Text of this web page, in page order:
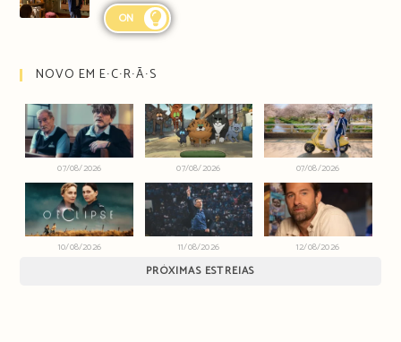
ON
NOVO EM E∙C∙R∙Ã∙S
07/08/2026 07/08/2026 07/08/2026
10/08/2026 11/08/2026 12/08/2026
PRÓXIMAS ESTREIAS